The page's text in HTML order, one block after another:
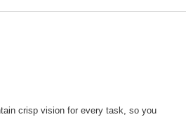
crisp vision for every task, so you